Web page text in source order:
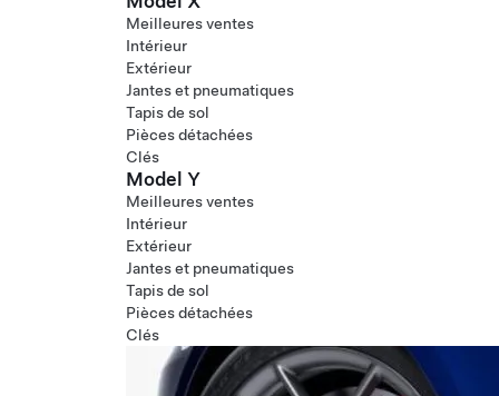
Meilleures ventes
Intérieur
Extérieur
Jantes et pneumatiques
Tapis de sol
Pièces détachées
Clés
Model Y
Meilleures ventes
Intérieur
Extérieur
Jantes et pneumatiques
Tapis de sol
Pièces détachées
Clés